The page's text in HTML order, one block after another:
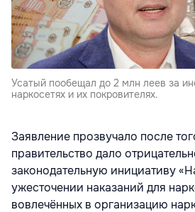
Усатый пообещал до 2 млн леев за
наркосетях и их покровителях.
Заявление прозвучало после
правительство дало
законодательную инициативу
ужесточении наказаний для
вовлечённых в организацию